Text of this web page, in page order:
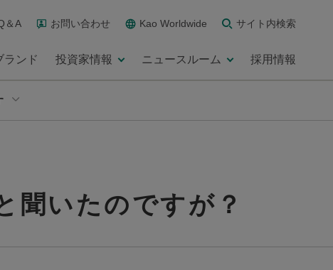
＆A お問い合わせ Kao Worldwide サイト内検索
ランド 投資家情報 ニュースルーム 採用情報
聞いたのですが？